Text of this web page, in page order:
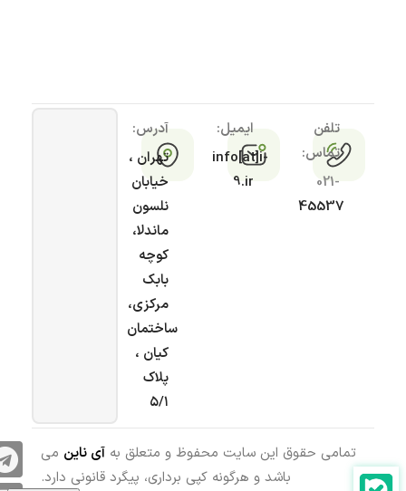
تلفن
تماس:
021-
45537
ایمیل:
info[at]i-
9.ir
آدرس:
تهران ،
خیابان
نلسون
ماندلا،
کوچه
بابک
مرکزی،
ساختمان
کیان ،
پلاک
۵/۱
تمامی حقوق این سایت محفوظ و متعلق به آی ناین می
باشد و هرگونه کپی برداری، پیگرد قانونی دارد.